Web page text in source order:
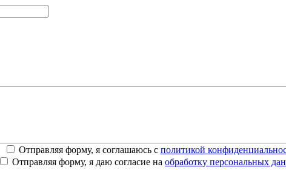
Отправляя форму, я соглашаюсь c политикой
Отправляя форму, я даю согласие на обработку персональных